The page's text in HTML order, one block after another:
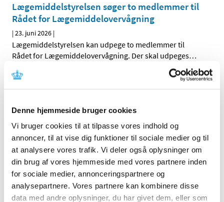
Denne hjemmeside bruger cookies
Vi bruger cookies til at tilpasse vores indhold og
annoncer, til at vise dig funktioner til sociale medier og til
at analysere vores trafik. Vi deler også oplysninger om
din brug af vores hjemmeside med vores partnere inden
for sociale medier, annonceringspartnere og
analysepartnere. Vores partnere kan kombinere disse
data med andre oplysninger, du har givet dem, eller som
Lægemiddelstyrelsen søger to medlemmer til
Rådet for Lægemiddelovervågning
|23. juni 2026 |
Lægemiddelstyrelsen kan udpege to medlemmer til
Rådet for Lægemiddelovervågning. Der skal udpeges…
Valproats produktinformation opdateres efter
bevares
Bivirkningskomiteen PRAC har vurderet nye studier om
en mulig risiko for børn, hvis fædre har brugt valproat.…
Vejledningen for digitale og decentrale
kliniske forsøg (DCT) er opdateret
|9. juni 2026|